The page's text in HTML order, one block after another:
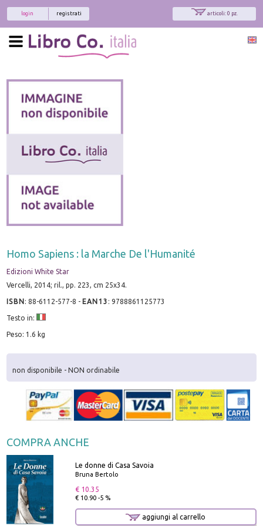
articoli: 0 pz.
registrati
login
Homo Sapiens : la Marche De l'Humanité
Edizioni White Star
Vercelli, 2014; ril., pp. 223, cm 25x34.
ISBN:88-6112-577-8 - EAN13 :9788861125773
Testo in:
Peso: 1.6 kg
non disponibile - NON ordinabile
COMPRA ANCHE
Le donne di Casa Savoia
Bruna Bertolo
€ 10.35
€ 10.90 -5 %
aggiungi al carrello